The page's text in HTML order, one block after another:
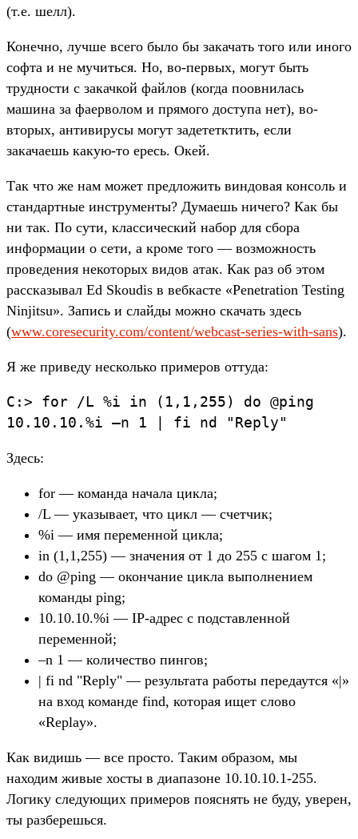
(т.е. шелл).
Конечно, лучше всего было бы закачать того или иного
софта и не мучиться. Но, во-первых, могут быть
трудности с закачкой файлов (когда поовнилась
машина за фаерволом и прямого доступа нет), во-
вторых, антивирусы могут задететктить, если
закачаешь какую-то ересь. Окей.
Так что же нам может предложить виндовая консоль и
стандартные инструменты? Думаешь ничего? Как бы
ни так. По сути, классический набор для сбора
информации о сети, а кроме того — возможность
проведения некоторых видов атак. Как раз об этом
рассказывал Ed Skoudis в вебкасте «Penetration Testing
Ninjitsu». Запись и слайды можно скачать здесь
(www.coresecurity.com/content/webcast-series-with-sans).
Я же приведу несколько примеров оттуда:
C:> for /L %i in (1,1,255) do @ping
10.10.10.%i –n 1 | fi nd "Reply"
Здесь:
for — команда начала цикла;
/L — указывает, что цикл — счетчик;
%i — имя переменной цикла;
in (1,1,255) — значения от 1 до 255 с шагом 1;
do @ping — окончание цикла выполнением
команды ping;
10.10.10.%i — IP-адрес с подставленной
переменной;
–n 1 — количество пингов;
| fi nd "Reply" — результата работы передаутся «|»
на вход команде find, которая ищет слово
«Replay».
Как видишь — все просто. Таким образом, мы
находим живые хосты в диапазоне 10.10.10.1-255.
Логику следующих примеров пояснять не буду, уверен,
ты разберешься.